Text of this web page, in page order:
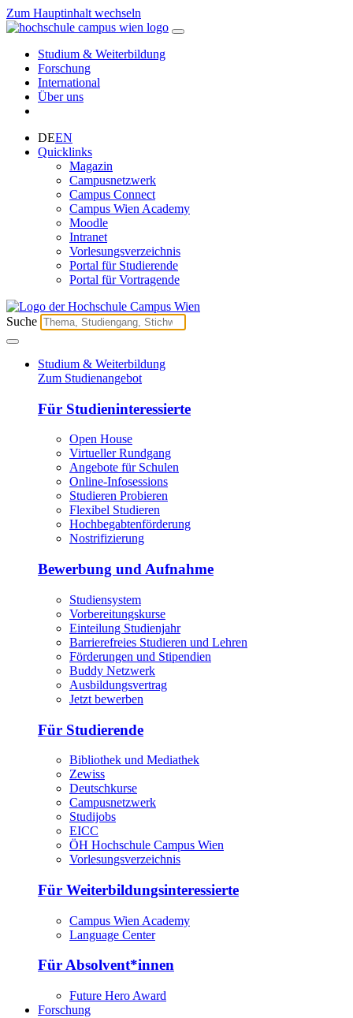
Zum Hauptinhalt wechseln
Studium & Weiterbildung
Forschung
International
Über uns
DEEN
Quicklinks
Magazin
Campusnetzwerk
Campus Connect
Campus Wien Academy
Moodle
Intranet
Vorlesungsverzeichnis
Portal für Studierende
Portal für Vortragende
Suche
Studium & Weiterbildung
Zum Studienangebot
Für Studieninteressierte
Open House
Virtueller Rundgang
Angebote für Schulen
Online-Infosessions
Studieren Probieren
Flexibel Studieren
Hochbegabtenförderung
Nostrifizierung
Bewerbung und Aufnahme
Studiensystem
Vorbereitungskurse
Einteilung Studienjahr
Barrierefreies Studieren und Lehren
Förderungen und Stipendien
Buddy Netzwerk
Ausbildungsvertrag
Jetzt bewerben
Für Studierende
Bibliothek und Mediathek
Zewiss
Deutschkurse
Campusnetzwerk
Studijobs
EICC
ÖH Hochschule Campus Wien
Vorlesungsverzeichnis
Für Weiterbildungsinteressierte
Campus Wien Academy
Language Center
Für Absolvent*innen
Future Hero Award
Forschung